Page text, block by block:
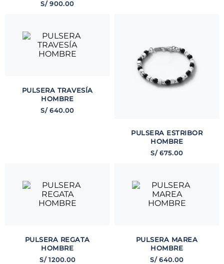
S/ 900.00
PULSERA TRAVESÍA
HOMBRE
S/ 640.00
PULSERA ESTRIBOR
HOMBRE
S/ 675.00
PULSERA REGATA
HOMBRE
S/ 1200.00
PULSERA MAREA
HOMBRE
S/ 640.00